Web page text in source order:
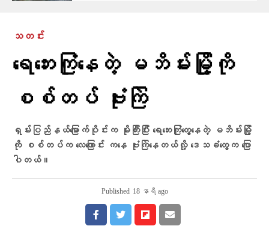
သတင်း
ရေဘေးကြုံနေတဲ့ မဘိမ်းမြို့ကို
စစ်တပ် ဗုံးကြဲ
ရှမ်းပြည်နယ်မြောက်ပိုင်းက မိုးကြီးပြီး ရေဘေးကြုံတွေ့နေတဲ့ မဘိမ်းမြို့
ကို စစ်တပ်က လေကြောင်း ကနေ ဗုံးကြဲနေတယ်လို့ ဒေသခံတွေက ပြော
ပါတယ်။
Published 18 နာရီ ago